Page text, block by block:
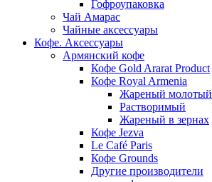
Гофроупаковка
Чай Амарас
Чайные аксессуары
Кофе. Аксессуары
Армянский кофе
Кофе Gold Ararat Product
Кофе Royal Armenia
Жареный молотый
Растворимый
Жареный в зернах
Кофе Jezva
Le Café Paris
Кофе Grounds
Другие производители